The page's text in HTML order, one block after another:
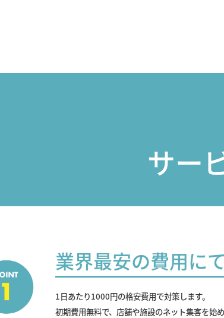
サー
業界最安の費用に
1日あたり1000円の格安費用で対策します。
初期費用無料で、店舗や施設のネット集客を始